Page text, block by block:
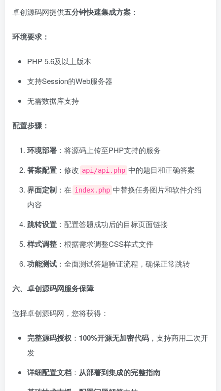
卓创源码网提供五分钟快速集成方案 ：
环境要求：
PHP 5.6及以上版本
支持Session的Web服务器
无需数据库支持
配置步骤：
环境部署 ：将源码上传至PHP支持的服务
答案配置 ：修改 api/api.php 中的题目和正确答案
界面定制 ：在 index.php 中替换任务图片和软件介绍
内容
跳转设置 ：配置答题成功后的目标页面链接
样式调整 ：根据需求调整CSS样式文件
功能测试 ：全面测试答题验证流程，确保正常跳转
六、卓创源码网服务保障
选择卓创源码网，您将获得：
完整源码授权 ： 100%开源无加密代码 ，支持商用二次开
发
详细配置文档 ： 从部署到集成的完整指南